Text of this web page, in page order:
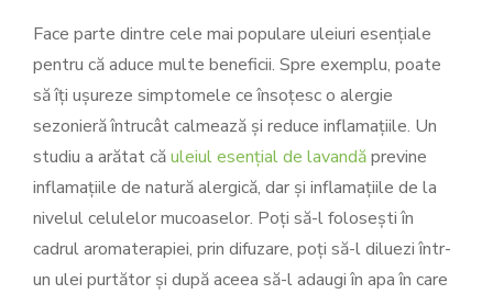
Face parte dintre cele mai populare uleiuri esențiale
pentru că aduce multe beneficii. Spre exemplu, poate
să îți ușureze simptomele ce însoțesc o alergie
sezonieră întrucât calmează și reduce inflamațiile. Un
studiu a arătat căuleiul esențial de lavandăprevine
inflamațiile de natură alergică, dar și inflamațiile de la
nivelul celulelor mucoaselor. Poți să-l folosești în
cadrul aromaterapiei, prin difuzare, poți să-l diluezi într-
un ulei purtător și după aceea să-l adaugi în apa în care